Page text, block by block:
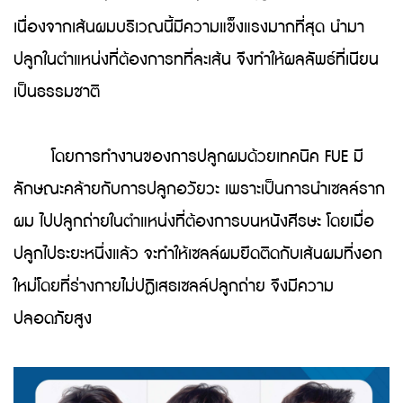
เนื่องจากเส้นผมบริเวณนี้มีความแข็งแรงมากที่สุด นำมา
ปลูกในตำแหน่งที่ต้องการทที่ละเส้น จึงทำให้ผลลัพธ์ที่เนียน
เป็นธรรมชาติ
โดยการทำงานของการปลูกผมด้วยเทคนิค FUE มี
ลักษณะคล้ายกับการปลูกอวัยวะ เพราะเป็นการนำเซลล์ราก
ผม ไปปลูกถ่ายในตำแหน่งที่ต้องการบนหนังศีรษะ โดยเมื่อ
ปลูกไประยะหนึ่งแล้ว จะทำให้เซลล์ผมยึดติดกับเส้นผมที่งอก
ใหม่โดยที่ร่างกายไม่ปฏิเสธเซลล์ปลูกถ่าย จึงมีความ
ปลอดภัยสูง